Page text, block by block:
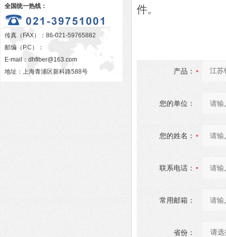
全国统一热线：
传真（FAX）：86-021-59765882
邮编（P.C）：
E-mail： dhfiber@163.com
地址：上海青浦区新科路588号
件。
产品：
您的单位：
您的姓名：
联系电话：
常用邮箱：
省份：